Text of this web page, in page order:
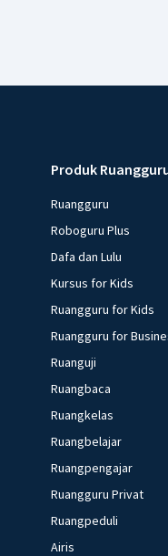
Produk
Ruangguru
Roboguru Plus
Dafa dan Lulu
Kursus for Kids
Ruangguru for Kids
Ruangguru for
Ruanguji
Ruangbaca
Ruangkelas
Ruangbelajar
Ruangpengajar
Ruangguru Privat
Ruangpeduli
Airis